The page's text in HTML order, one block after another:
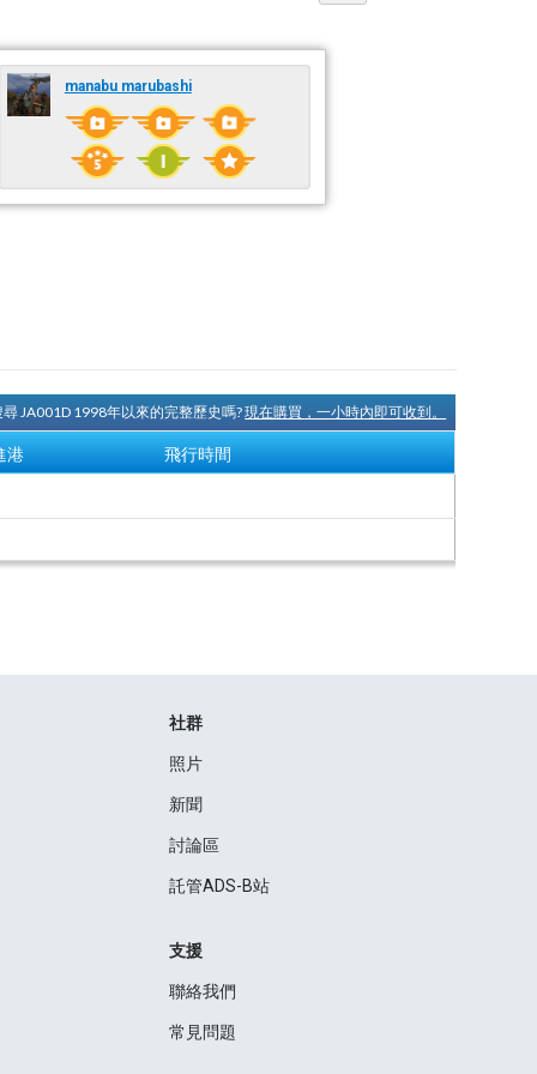
manabu marubashi
尋 JA001D 1998年以來的完整歷史嗎?現在購買，一小時內即可收到。
港 飛行時間
社群
照片
新聞
討論區
託管ADS-B站
支援
聯絡我們
常見問題